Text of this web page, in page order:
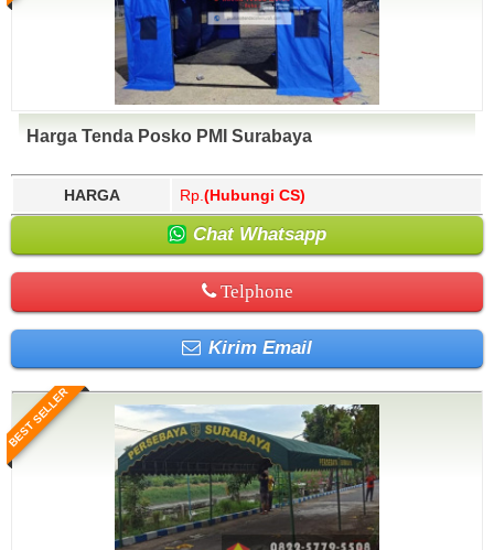
Harga Tenda Posko PMI Surabaya
HARGA Rp. (Hubungi CS)
Chat Whatsapp
Telphone
Kirim Email
BEST SELLER